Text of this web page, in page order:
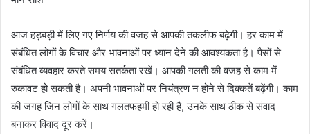
आज हड़बड़ी में लिए गए निर्णय की वजह से आपकी तकलीफ बढ़ेगी। हर काम में
संबंधित लोगों के विचार और भावनाओं पर ध्यान देने की आवश्यकता है। पैसों से
संबंधित व्यवहार करते समय सतर्कता रखें। आपकी गलती की वजह से काम में
रुकावट हो सकती है। अपनी भावनाओं पर नियंत्रण न होने से दिक्कतें बढ़ेंगी। काम
की जगह जिन लोगों के साथ गलतफहमी हो रही है, उनके साथ ठीक से संवाद
बनाकर विवाद दूर करें।